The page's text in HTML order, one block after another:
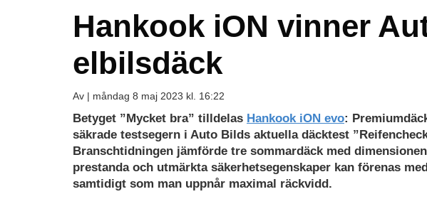
Hankook iON vinner
elbilsdäck
Av | måndag 8 maj 2023 kl. 16:22
Betyget ”Mycket bra” tilldelas Hankook iON evo:
säkrade testsegern i Auto Bilds aktuella däcktest
Branschtidningen jämförde tre sommardäck med
prestanda och utmärkta säkerhetsegenskaper kan förenas
samtidigt som man uppnår maximal räckvidd.